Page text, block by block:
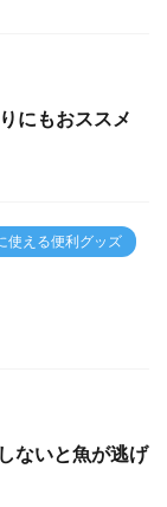
にもおススメ
使える便利グッズ
ないと魚が逃げ